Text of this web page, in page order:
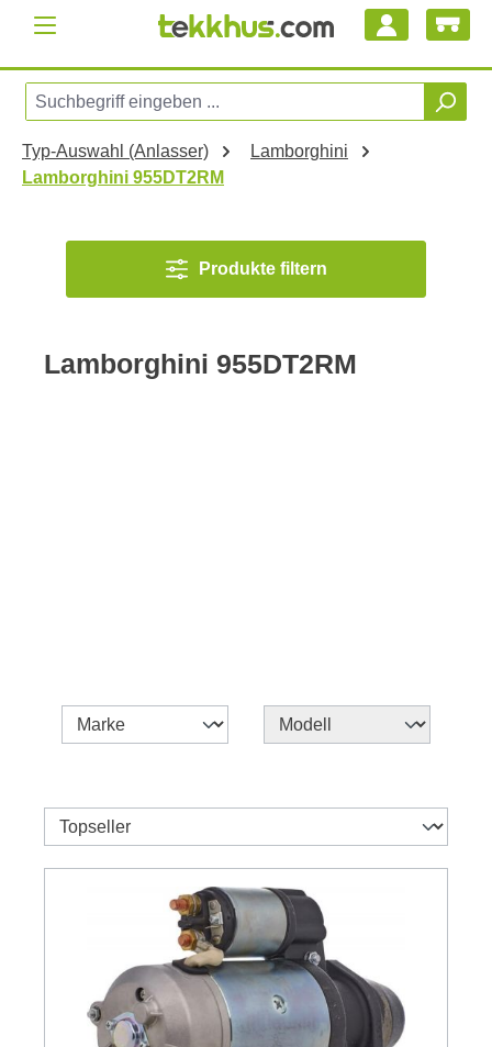
Zum Hauptinhalt springen
Typ-Auswahl (Anlasser)
Lamborghini
Lamborghini 955DT2RM
Produkte filtern
Lamborghini 955DT2RM